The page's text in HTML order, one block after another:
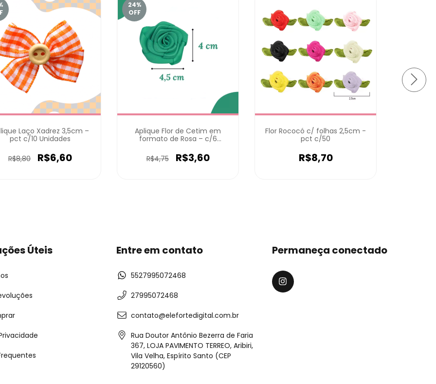
Laço Xadrez 3,5cm –
pct c/10 Unidades
R$8,80 R$6,60
24%
OFF
Aplique Flor de Cetim em
formato de Rosa – c/6
R$4,75
R$3,60
Flor Rococó c/ folhas 2,5cm -
pct c/50
R$8,70
Úteis Entre em contato
5527995072468
27995072468
contato@elefortedigital.com.br
Rua Doutor Antônio Bezerra de Faria
367, LOJA PAVIMENTO TERREO, Aribiri,
Vila Velha, Espírito Santo (CEP
29120560)
Permaneça conectado